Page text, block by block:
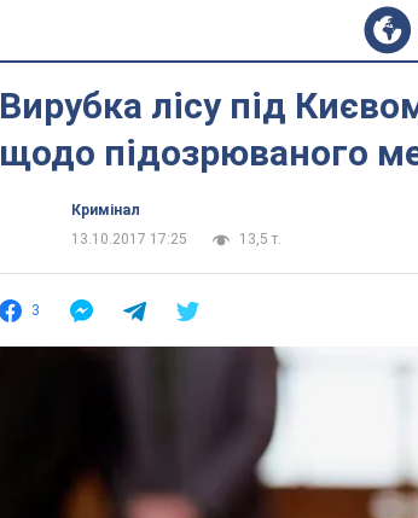
Вирубка лісу під
щодо підозрюваного
Кримінал
13.10.2017 17:25
13,5 т.
3